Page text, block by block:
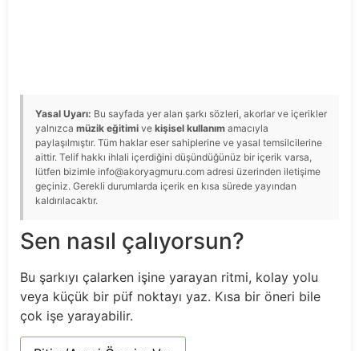
Yasal Uyarı: Bu sayfada yer alan şarkı sözleri, akorlar ve içerikler
yalnızca müzik eğitimi ve kişisel kullanım amacıyla
paylaşılmıştır. Tüm haklar eser sahiplerine ve yasal temsilcilerine
aittir. Telif hakkı ihlali içerdiğini düşündüğünüz bir içerik varsa,
lütfen bizimle info@akoryagmuru.com adresi üzerinden iletişime
geçiniz. Gerekli durumlarda içerik en kısa sürede yayından
kaldırılacaktır.
Sen nasıl çalıyorsun?
Bu şarkıyı çalarken işine yarayan ritmi, kolay yolu
veya küçük bir püf noktayı yaz. Kısa bir öneri bile
çok işe yarayabilir.